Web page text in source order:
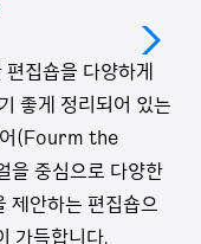
집숍을 다양하게
좋게 정리되어 있는
어(Fourm the
을 중심으로 다양한
제안하는 편집숍으
가득합니다.